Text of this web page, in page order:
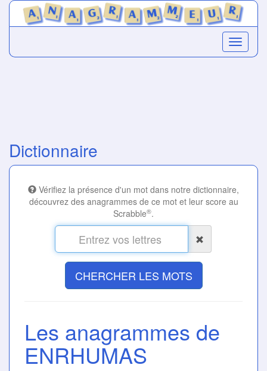
Dictionnaire
Vérifiez la présence d'un mot dans notre dictionnaire,
découvrez des anagrammes de ce mot et leur score au
Scrabble®.
CHERCHER LES MOTS
Les anagrammes de
ENRHUMAS